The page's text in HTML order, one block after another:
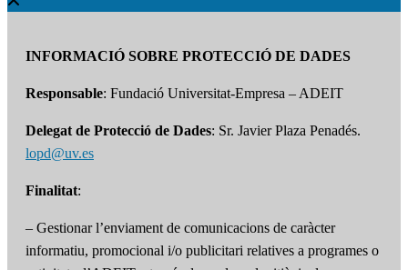
INFORMACIÓ SOBRE PROTECCIÓ DE DADES
Responsable: Fundació Universitat-Empresa – ADEIT
Delegat de Protecció de Dades: Sr. Javier Plaza Penadés.
lopd@uv.es
Finalitat:
– Gestionar l’enviament de comunicacions de caràcter
informatiu, promocional i/o publicitari relatives a programes o